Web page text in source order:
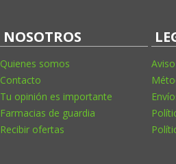
NOSOTROS
Quienes somos
Contacto
Tu opinión es importante
Farmacias de guardia
Recibir ofertas